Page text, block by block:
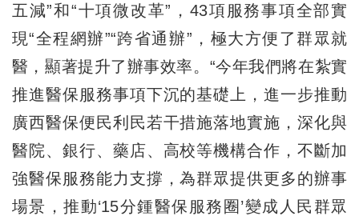
五減”和“十項微改革”，43項服務事項全部實
現“全程網辦”“跨省通辦”，極大方便了群眾就
醫，顯著提升了辦事效率。“今年我們將在紮實
推進醫保服務事項下沉的基礎上，進一步推動
廣西醫保便民利民若干措施落地實施，深化與
醫院、銀行、藥店、高校等機構合作，不斷加
強醫保服務能力支撐，為群眾提供更多的辦事
場景，推動‘15分鍾醫保服務圈’變成人民群眾